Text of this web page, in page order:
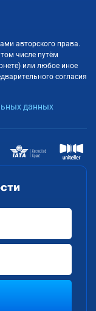
авторского права.
числе путём
или любое иное
согласия
данных